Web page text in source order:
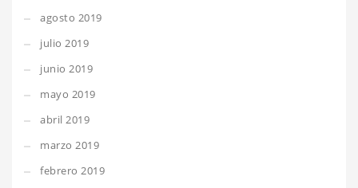
agosto 2019
julio 2019
junio 2019
mayo 2019
abril 2019
marzo 2019
febrero 2019